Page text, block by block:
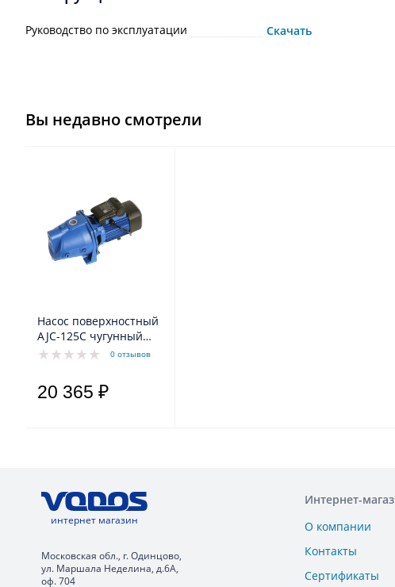
Руководство по эксплуатации Скачать
Вы недавно смотрели
Насос поверхностный
AJC-125C чугунный
корпус Aquario0 отзывов
20 365 ₽
интернет магазин
Московская обл., г. Одинцово,
ул. Маршала Неделина, д.6А,
оф. 704
Интернет-
О компании
Контакты
Сертификаты